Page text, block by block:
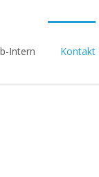
Intern Kontakt